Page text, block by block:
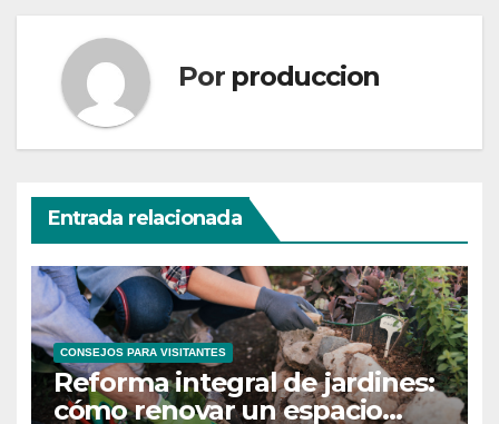
Por produccion
Entrada relacionada
CONSEJOS PARA VISITANTES
Reforma integral de jardines:
cómo renovar un espacio